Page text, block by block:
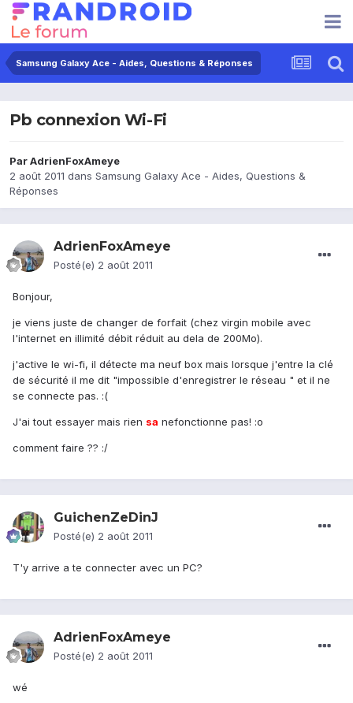
Samsung Galaxy Ace - Aides, Questions & Réponses
Pb connexion Wi-Fi
ParAdrienFoxAmeye
2 août 2011 dans Samsung Galaxy Ace - Aides, Questions &
Réponses
AdrienFoxAmeye
Posté(e) 2 août 2011
Bonjour,
je viens juste de changer de forfait (chez virgin mobile avec
l'internet en illimité débit réduit au dela de 200Mo).
j'active le wi-fi, il détecte ma neuf box mais lorsque j'entre la clé
de sécurité il me dit "impossible d'enregistrer le réseau " et il ne
se connecte pas. :(
J'ai tout essayer mais rien sa nefonctionne pas! :o
comment faire ?? :/
GuichenZeDinJ
Posté(e) 2 août 2011
T'y arrive a te connecter avec un PC?
AdrienFoxAmeye
Posté(e) 2 août 2011
wé